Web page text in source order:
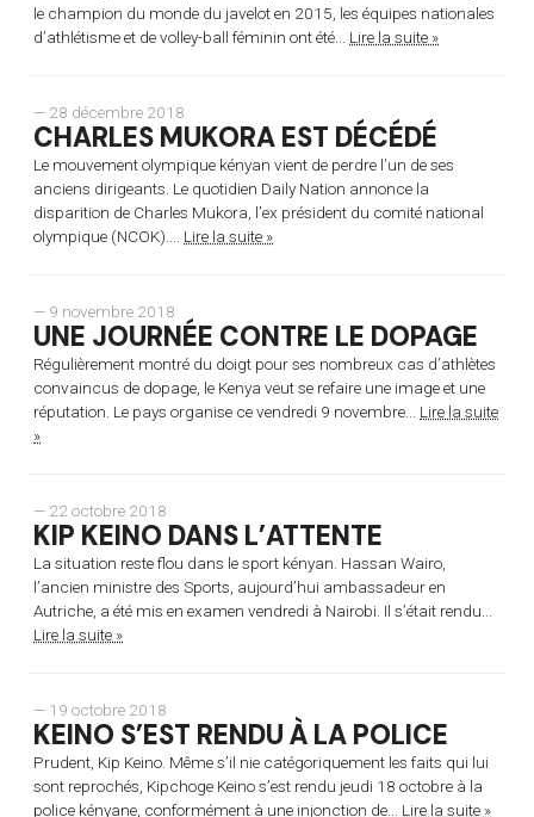
le champion du monde du javelot en 2015, les équipes nationales
d’athlétisme et de volley-ball féminin ont été... Lire la suite »
— 28 décembre 2018
CHARLES MUKORA EST DÉCÉDÉ
Le mouvement olympique kényan vient de perdre l’un de ses
anciens dirigeants. Le quotidien Daily Nation annonce la
disparition de Charles Mukora, l’ex président du comité national
olympique (NCOK).... Lire la suite »
— 9 novembre 2018
UNE JOURNÉE CONTRE LE DOPAGE
Régulièrement montré du doigt pour ses nombreux cas d’athlètes
convaincus de dopage, le Kenya veut se refaire une image et une
réputation. Le pays organise ce vendredi 9 novembre... Lire la suite
»
— 22 octobre 2018
KIP KEINO DANS L’ATTENTE
La situation reste flou dans le sport kényan. Hassan Wairo,
l’ancien ministre des Sports, aujourd’hui ambassadeur en
Autriche, a été mis en examen vendredi à Nairobi. Il s’était rendu...
Lire la suite »
— 19 octobre 2018
KEINO S’EST RENDU À LA POLICE
Prudent, Kip Keino. Même s’il nie catégoriquement les faits qui lui
sont reprochés, Kipchoge Keino s’est rendu jeudi 18 octobre à la
police kényane, conformément à une injonction de... Lire la suite »